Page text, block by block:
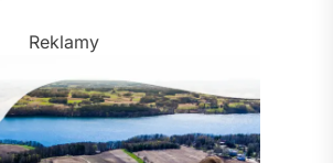
Reklamy